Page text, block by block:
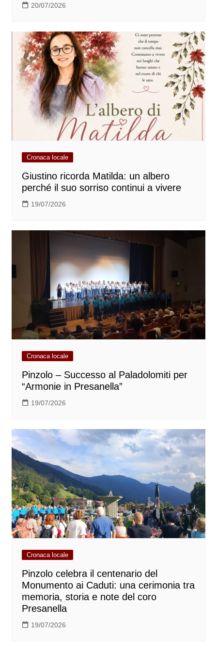
20/07/2026
Cronaca locale
Giustino ricorda Matilda: un albero
perché il suo sorriso continui a vivere
19/07/2026
Cronaca locale
Pinzolo – Successo al Paladolomiti per
“Armonie in Presanella”
19/07/2026
Cronaca locale
Pinzolo celebra il centenario del
Monumento ai Caduti: una cerimonia tra
memoria, storia e note del coro
Presanella
19/07/2026